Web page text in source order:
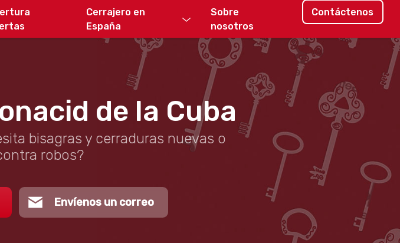
Cerrajero en
España
Sobre
nosotros
Contáctenos
de la Cuba
bisagras y cerraduras nuevas o
robos?
Envíenos un correo